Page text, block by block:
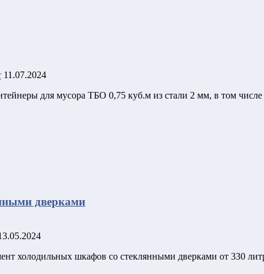
11.07.2024
для мусора ТБО 0,75 куб.м из стали 2 мм, в том
дверками
холодильных шкафов со стеклянными дверками от 330